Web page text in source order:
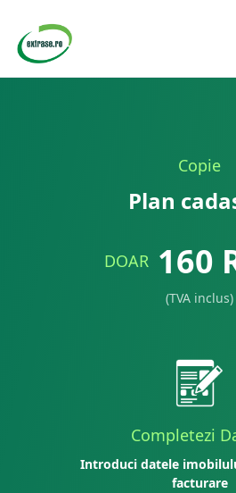
Copie
Plan
DOAR 160
(TVA inclus)
Completezi
Introduci datele
facturare